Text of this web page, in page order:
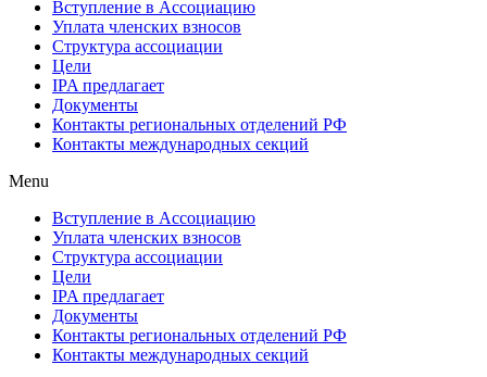
Вступление в Ассоциацию
Уплата членских взносов
Структура ассоциации
Цели
IPA предлагает
Документы
Контакты региональных отделений РФ
Контакты международных секций
Menu
Вступление в Ассоциацию
Уплата членских взносов
Структура ассоциации
Цели
IPA предлагает
Документы
Контакты региональных отделений РФ
Контакты международных секций